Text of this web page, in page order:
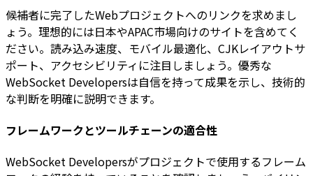
候補者に完了したWebプロジェクトへのリンクを求めまし
ょう。理想的には日本やAPAC市場向けのサイトを含めてく
ださい。読み込み速度、モバイル最適化、CJKレイアウトサ
ポート、アクセシビリティに注目しましょう。優秀な
WebSocket Developersは自信を持って成果を示し、技術的
な判断を明確に説明できます。
フレームワークとツールチェーンの適合性
WebSocket Developersがプロジェクトで使用するフレーム